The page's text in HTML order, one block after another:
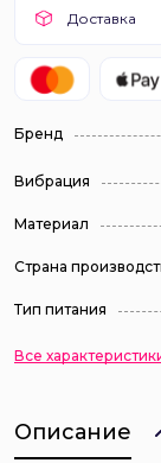
Доставка
Бренд
Вибрация
Материал
Страна
Тип питания
Все
Описание